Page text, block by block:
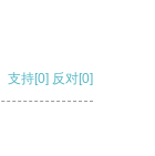
支持[0] 反对[0]